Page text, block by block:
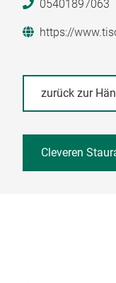
05401897063
https://
zurück zur
Cleveren